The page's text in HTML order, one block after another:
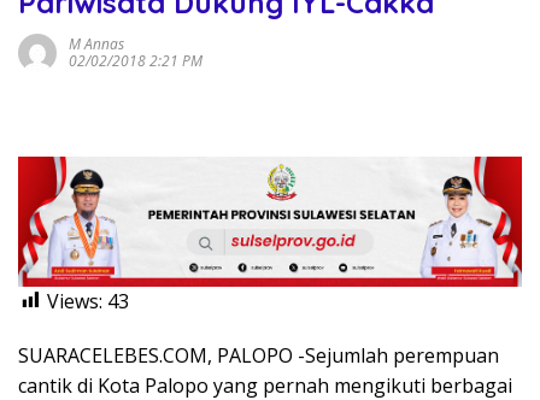
M Annas
02/02/2018 2:21 PM
Views: 43
SUARACELEBES.COM, PALOPO -Sejumlah perempuan
cantik di Kota Palopo yang pernah mengikuti berbagai